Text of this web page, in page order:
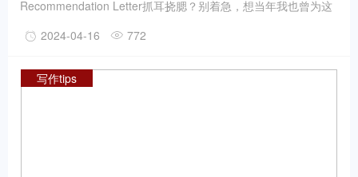
Recommendation Letter抓耳挠腮？别着急，想当年我也曾为这
坐下喝杯茶，听我慢慢给你解析如何写出让人眼前一亮的推荐
2024-04-16 772
写作tips